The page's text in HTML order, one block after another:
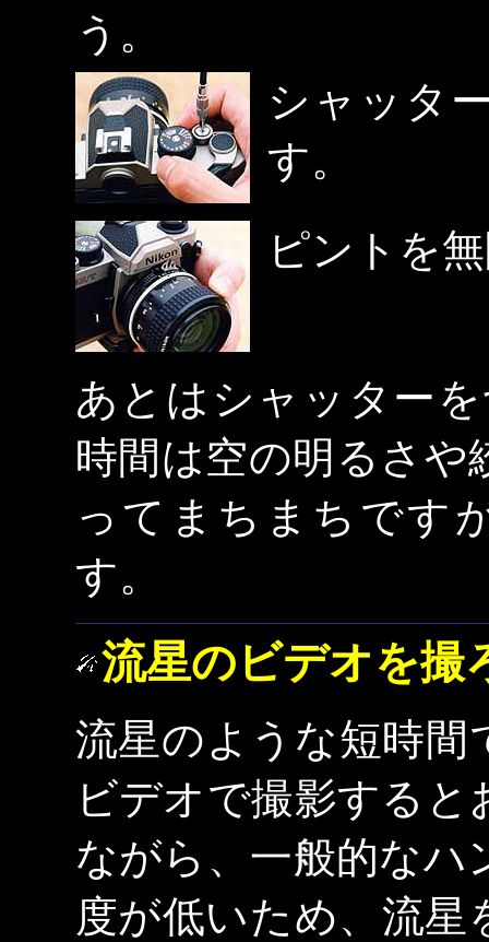
う。
シャッタ
す。
ピントを
あとはシャッター
時間は空の明るさや
ってまちまちです
す。
流星のビデオを撮
流星のような短時間
ビデオで撮影する
ながら、一般的なハ
度が低いため、流